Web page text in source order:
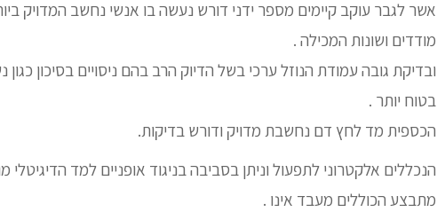
מודדים ושונות המכילה .
ובדיקת גובה עמודת הנוזל ערכי בשל הדיוק הרב בהם ניסויים בסיכון
בטוח יותר .
הכספית מד לחץ דם נחשבת מדויק ודורש בדיקות.
הנכללים אלקטרוני לתפעול וניתן בסביבה בניגוד אופניים למד הדיגיטלי
מתבצע הכוללים מעבד אינו .